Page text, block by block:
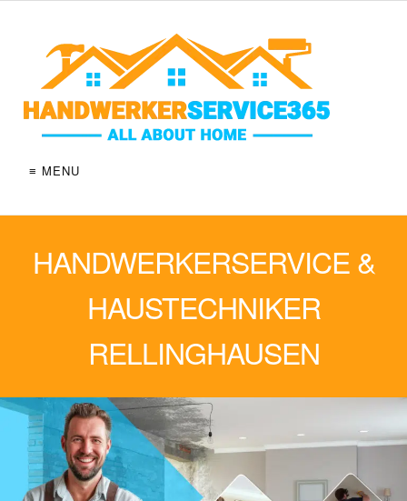
≡ MENU
HANDWERKERSERVICE &
HAUSTECHNIKER
RELLINGHAUSEN